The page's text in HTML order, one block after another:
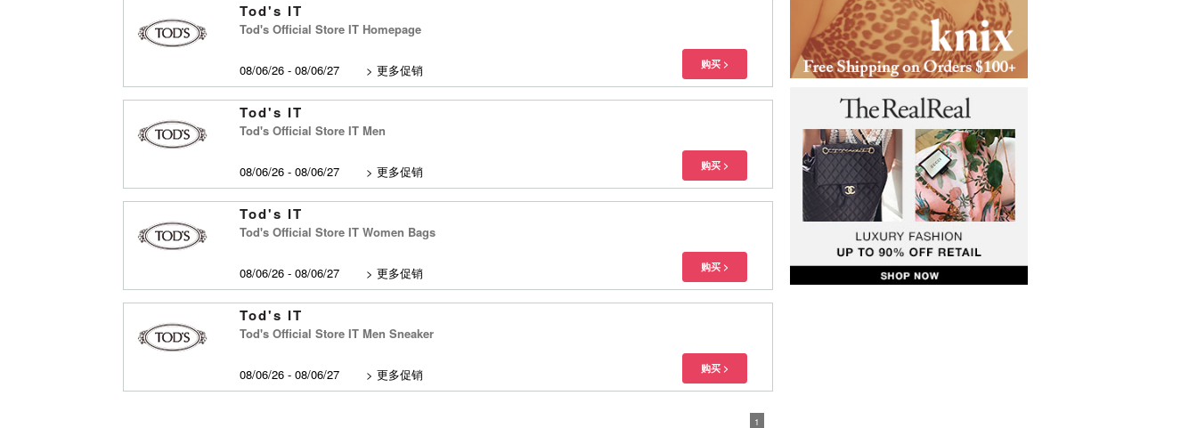
Tod's IT
Tod's Official Store IT Homepage
08/06/26 - 08/06/27 > 更多促销
Tod's IT
Tod's Official Store IT Men
08/06/26 - 08/06/27 > 更多促销
Tod's IT
Tod's Official Store IT Women Bags
08/06/26 - 08/06/27 > 更多促销
Tod's IT
Tod's Official Store IT Men Sneaker
08/06/26 - 08/06/27 > 更多促销
1